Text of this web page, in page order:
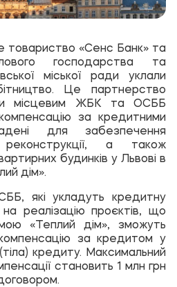
товариство «Сенс Банк» та
господарства та
міської ради уклали
Це партнерство
місцевим ЖБК та ОСББ
за кредитними
для забезпечення
а також
будинків у Львові в
дім».
які укладуть кредитну
реалізацію проєктів, що
«Теплий дім», зможуть
за кредитом у
кредиту. Максимальний
становить 1 млн грн